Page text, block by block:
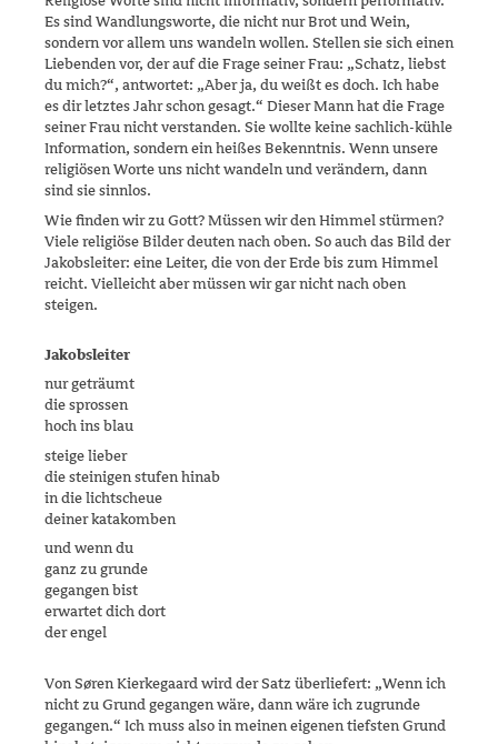
Es sind Wandlungsworte, die nicht nur Brot und Wein,
sondern vor allem uns wandeln wollen. Stellen sie sich einen
Liebenden vor, der auf die Frage seiner Frau: „Schatz, liebst
du mich?“, antwortet: „Aber ja, du weißt es doch. Ich habe
es dir letztes Jahr schon gesagt.“ Dieser Mann hat die Frage
seiner Frau nicht verstanden. Sie wollte keine sach­lich-küh­­le
Information, sondern ein heißes Bekenntnis. Wenn unsere
religiösen Worte uns nicht wandeln und verändern, dann
sind sie sinnlos.
Wie finden wir zu Gott? Müssen wir den Himmel stürmen?
Viele religiö­se Bilder deuten nach oben. So auch das Bild der
Jakobsleiter: eine Lei­ter, die von der Erde bis zum Himmel
reicht. Vielleicht aber müssen wir gar nicht nach oben
steigen.
Jakobsleiter
nur geträumt
die sprossen
hoch ins blau
steige lieber
die steinigen stufen hinab
in die lichtscheue
deiner katakomben
und wenn du
ganz zu grunde
gegangen bist
erwartet dich dort
der engel
Von Søren Kierkegaard wird der Satz überliefert: „Wenn ich
nicht zu Grund gegangen wäre, dann wäre ich zugrunde
gegangen.“ Ich muss also in meinen eigenen tiefsten Grund